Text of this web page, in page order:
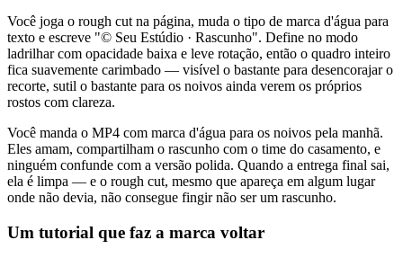
Você joga o rough cut na página, muda o tipo de marca d'água para
texto e escreve "© Seu Estúdio · Rascunho". Define no modo
ladrilhar com opacidade baixa e leve rotação, então o quadro inteiro
fica suavemente carimbado — visível o bastante para desencorajar o
recorte, sutil o bastante para os noivos ainda verem os próprios
rostos com clareza.
Você manda o MP4 com marca d'água para os noivos pela manhã.
Eles amam, compartilham o rascunho com o time do casamento, e
ninguém confunde com a versão polida. Quando a entrega final sai,
ela é limpa — e o rough cut, mesmo que apareça em algum lugar
onde não devia, não consegue fingir não ser um rascunho.
Um tutorial que faz a marca voltar